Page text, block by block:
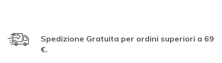
Spedizione Gratuita per ordini superiori a 69
€.